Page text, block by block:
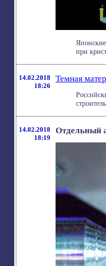
при
14.02.2018
18:26
Темная
14.02.2018
18:19
Отдельный